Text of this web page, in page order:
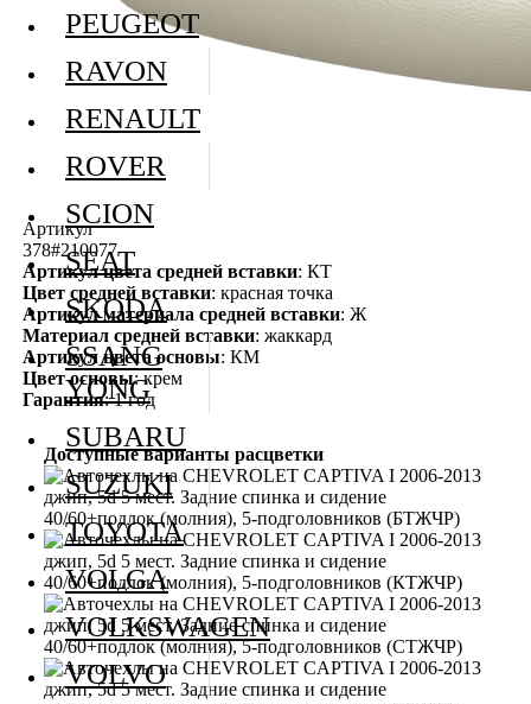
Артикул
378#210077
Артикул цвета средней вставки: КТ
Цвет средней вставки: красная точка
Артикул материала средней вставки: Ж
Материал средней вставки: жаккард
Артикул цвета основы: КМ
Цвет основы: крем
Гарантия: 1 год
Доступные варианты расцветки
PEUGEOT
RAVON
RENAULT
ROVER
SCION
SEAT
SKODA
SSANG
YONG
SUBARU
SUZUKI
TOYOTA
VOLGA
VOLKSWAGEN
VOLVO